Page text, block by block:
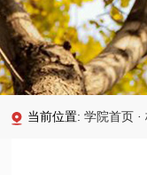
当前位置:学院首页 ·